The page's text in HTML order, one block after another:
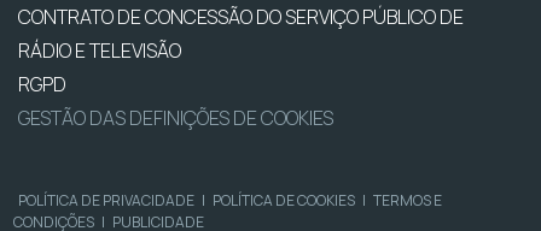
CONTRATO DE CONCESSÃO DO SERVIÇO PÚBLICO DE
RÁDIO E TELEVISÃO
RGPD
GESTÃO DAS DEFINIÇÕES DE COOKIES
POLÍTICA DE PRIVACIDADE | POLÍTICA DE COOKIES | TERMOS E
CONDIÇÕES | PUBLICIDADE